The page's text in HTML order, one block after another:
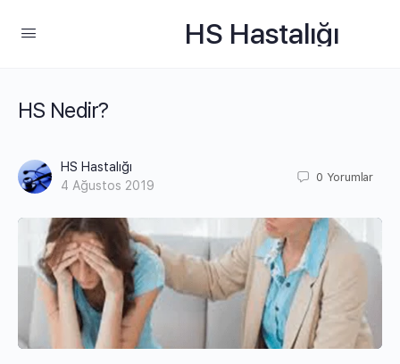
HS Hastalığı
HS Nedir?
HS Hastalığı
4 Ağustos 2019
0 Yorumlar